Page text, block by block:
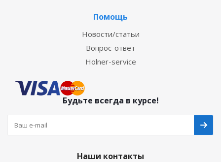
Помощь
Новости/статьи
Вопрос-ответ
Holner-service
Будьте всегда в курсе!
Наши контакты